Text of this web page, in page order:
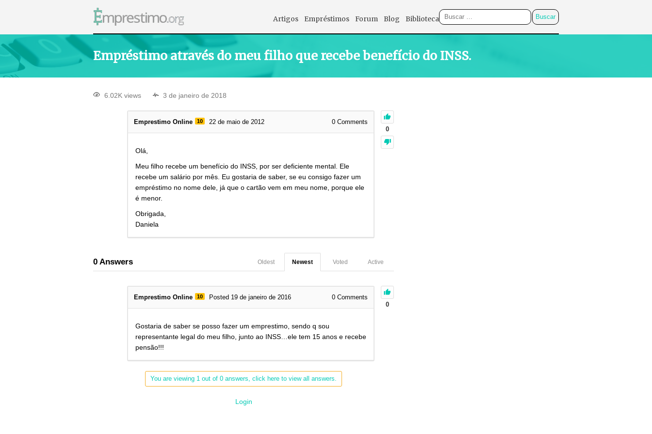
Artigos Empréstimos Forum Blog Biblioteca
Empréstimo através do meu filho que recebe benefício do INSS.
6.02K views 3 de janeiro de 2018
0
Emprestimo Online 10 22 de maio de 2012 0 Comments
Olá,
Meu filho recebe um benefício do INSS, por ser deficiente mental. Ele
recebe um salário por mês. Eu gostaria de saber, se eu consigo fazer um
empréstimo no nome dele, já que o cartão vem em meu nome, porque ele
é menor.
Obrigada,
Daniela
0 Answers Active
Voted
Newest
Oldest
0
Emprestimo Online 10 Posted 19 de janeiro de 2016 0 Comments
Gostaria de saber se posso fazer um emprestimo, sendo q sou
representante legal do meu filho, junto ao INSS…ele tem 15 anos e recebe
pensão!!!
You are viewing 1 out of 0 answers, click here to view all answers.
Login